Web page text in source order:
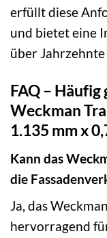
erfüllt diese
und bietet eine
über
FAQ – Häufig
Weckman
1.135 mm x
Kann das
die
Ja, das
hervorragend